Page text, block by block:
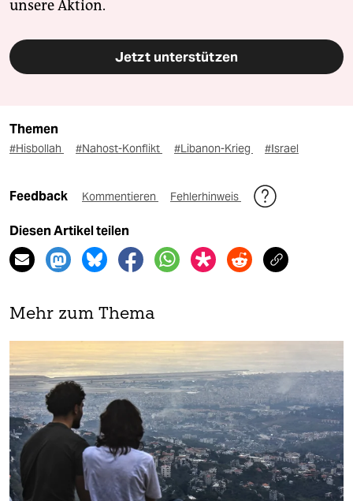
unsere Aktion.
Jetzt unterstützen
Themen
#Hisbollah #Nahost-Konflikt #Libanon-Krieg #Israel
Feedback Kommentieren Fehlerhinweis
Diesen Artikel teilen
Mehr zum Thema